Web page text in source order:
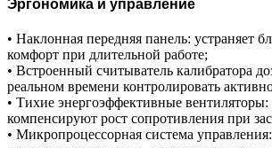
Эргономика и управление
• Наклонная передняя панель: устраняет
комфорт при длительной работе;
• Встроенный считыватель калибратора
реальном времени контролировать
• Тихие энергоэффективные вентиляторы:
компенсируют рост сопротивления при
• Микропроцессорная система